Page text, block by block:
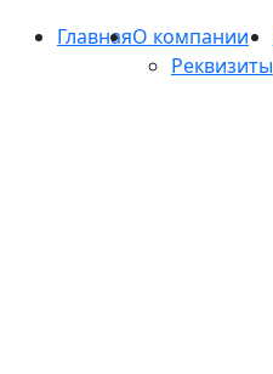
ГлавнаяО компании
Реквизиты